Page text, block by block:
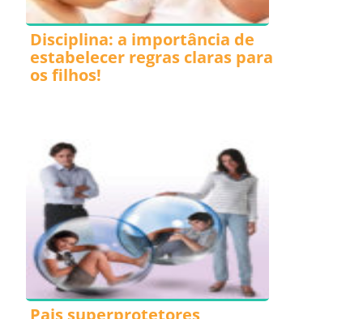
Disciplina: a importância de
estabelecer regras claras para
os filhos!